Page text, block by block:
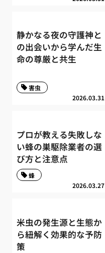
静かなる夜の守護神と
の出会いから学んだ生
命の尊厳と共生
2026.03.31
害虫
プロが教える失敗しな
い蜂の巣駆除業者の選
び方と注意点
2026.03.27
蜂
米虫の発生源と生態か
ら紐解く効果的な予防
策